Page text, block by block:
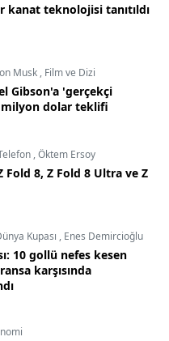
teknolojisi tanıtıldı
Musk , Film ve Dizi
Gibson'a 'gerçekçi
milyon dolar teklifi
,Öktem Ersoy
Fold 8, Z Fold 8 Ultra ve Z
Kupası , Enes Demircioğlu
10 gollü nefes kesen
karşısında